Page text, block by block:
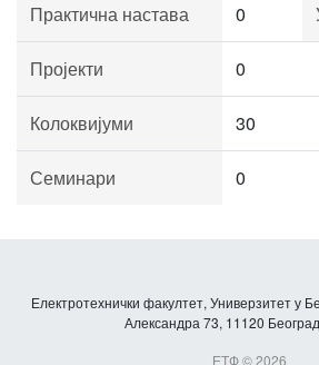
Практична настава 0
Пројекти 0
Колоквијуми 30
Семинари 0
Електротехнички факултет, Универзитет у
Александра 73, 11120
ЕТФ © 2026